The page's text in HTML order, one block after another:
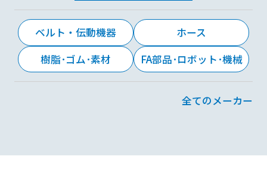
ベルト・伝動機器
ホース
樹脂･ゴム･素材
FA部品･ロボット･機械
全てのメーカー